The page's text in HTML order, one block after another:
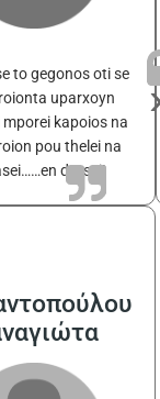
to gegonos oti se
uparxoyn
mporei kapoios na
pou thelei na
drasei!